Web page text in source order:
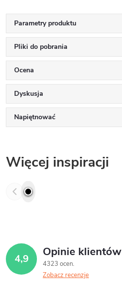
Parametry produktu
Pliki do pobrania
Ocena
Dyskusja
Napiętnować
Więcej inspiracji
4,9 Opinie klientów
4323 ocen
Zobacz recenzje